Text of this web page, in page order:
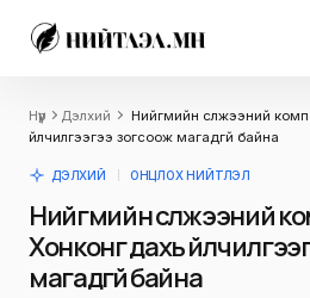
Нүүр Дэлхий
Нийгмийн сүлжээний
үйлчилгээгээ зогсоож магадгүй байна
ДЭЛХИЙ ОНЦЛОХ НИЙТЛЭЛ
Нийгмийн сүлжээний
Хонконг дахь
магадгүй байна